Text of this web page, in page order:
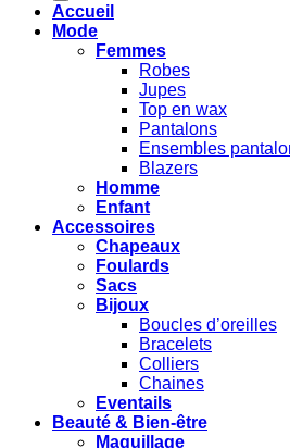
Accueil
Mode
Femmes
Robes
Jupes
Top en wax
Pantalons
Ensembles
Blazers
Homme
Enfant
Accessoires
Chapeaux
Foulards
Sacs
Bijoux
Boucles d’oreilles
Bracelets
Colliers
Chaines
Eventails
Beauté & Bien-être
Maquillage